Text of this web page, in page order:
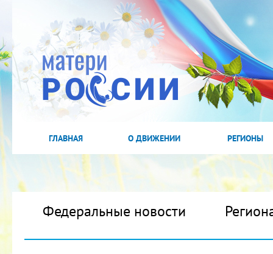
ГЛАВНАЯ О ДВИЖЕНИИ РЕГИОНЫ
Федеральные новости